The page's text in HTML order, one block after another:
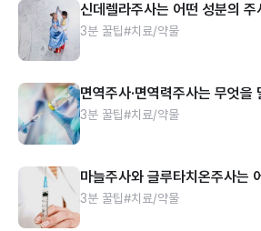
신데렐라주사는 어떤 성분의 주
3분 꿀팁#치료/약물
면역주사·면역력주사는 무엇을
3분 꿀팁#치료/약물
마늘주사와 글루타치온주사는
3분 꿀팁#치료/약물